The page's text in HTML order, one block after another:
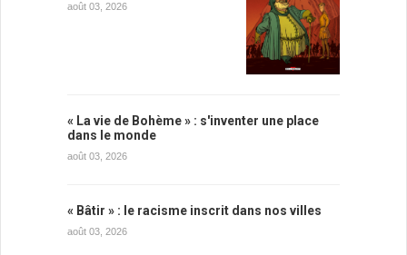
août 03, 2026
« La vie de Bohème » : s'inventer une place
dans le monde
août 03, 2026
« Bâtir » : le racisme inscrit dans nos villes
août 03, 2026